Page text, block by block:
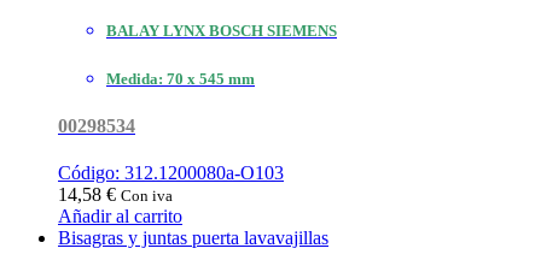
BALAY LYNX BOSCH SIEMENS
Medida: 70 x 545 mm
00298534
Código: 312.1200080a-O103
14,58 € Con iva
Añadir al carrito
Bisagras y juntas puerta lavavajillas